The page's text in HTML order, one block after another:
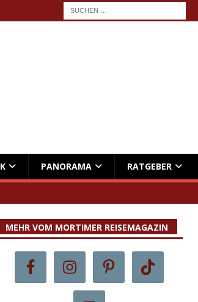
PANORAMA RATGEBER
MEHR VOM MORTIMER REISEMAGAZIN